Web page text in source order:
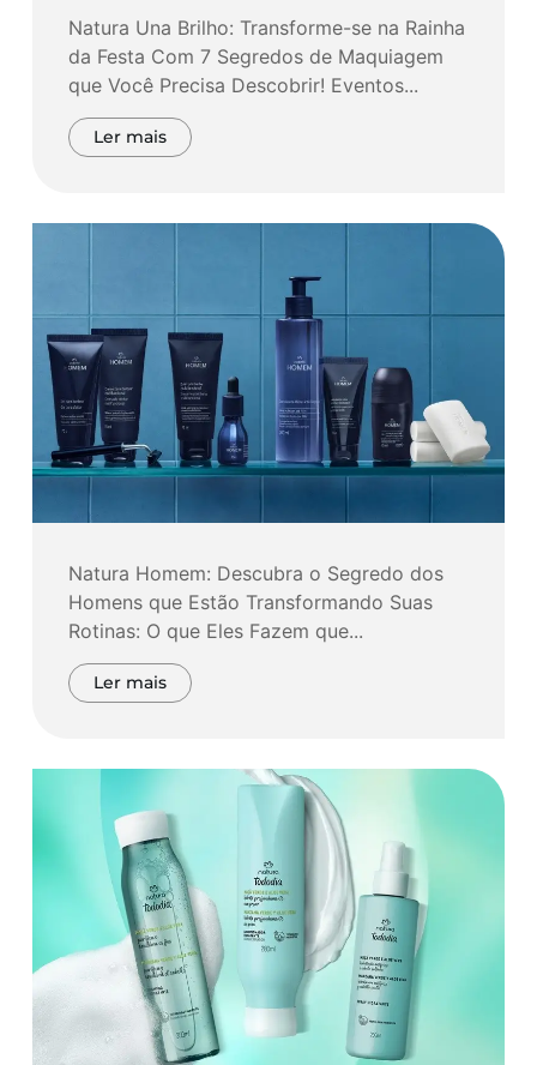
Natura Una Brilho: Transforme-se na Rainha
da Festa Com 7 Segredos de Maquiagem
que Você Precisa Descobrir! Eventos...
Ler mais
Natura Homem: Descubra o Segredo dos
Homens que Estão Transformando Suas
Rotinas: O que Eles Fazem que...
Ler mais